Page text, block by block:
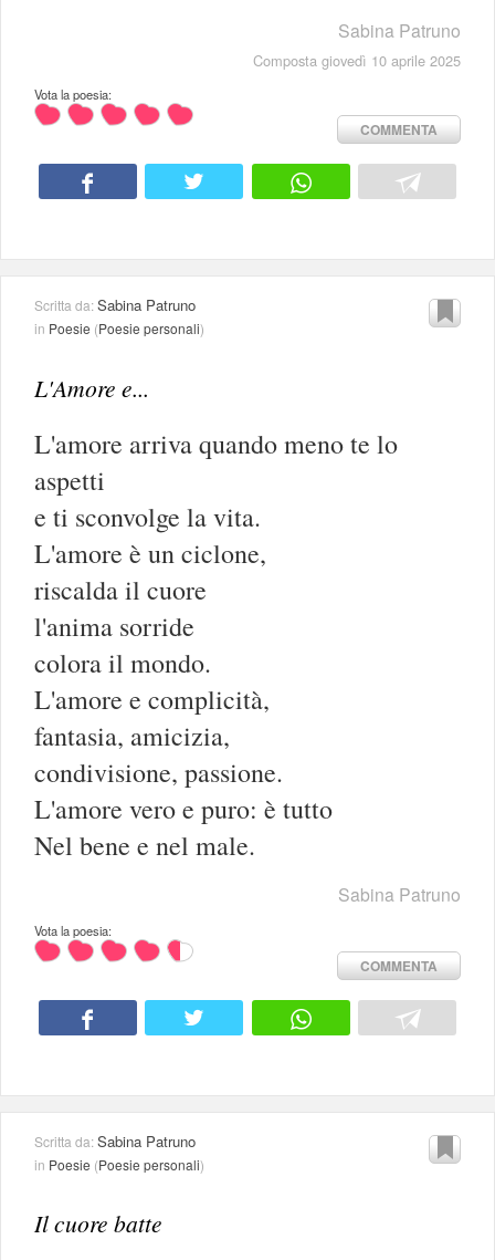
Sabina Patruno
Composta giovedì 10 aprile 2025
Vota la poesia:
COMMENTA
Scritta da:Sabina Patruno
in Poesie (Poesie personali)
L'Amore e...
L'amore arriva quando meno te lo
aspetti
e ti sconvolge la vita.
L'amore è un ciclone,
riscalda il cuore
l'anima sorride
colora il mondo.
L'amore e complicità,
fantasia, amicizia,
condivisione, passione.
L'amore vero e puro: è tutto
Nel bene e nel male.
Sabina Patruno
Vota la poesia:
COMMENTA
Scritta da:Sabina Patruno
in Poesie (Poesie personali)
Il cuore batte